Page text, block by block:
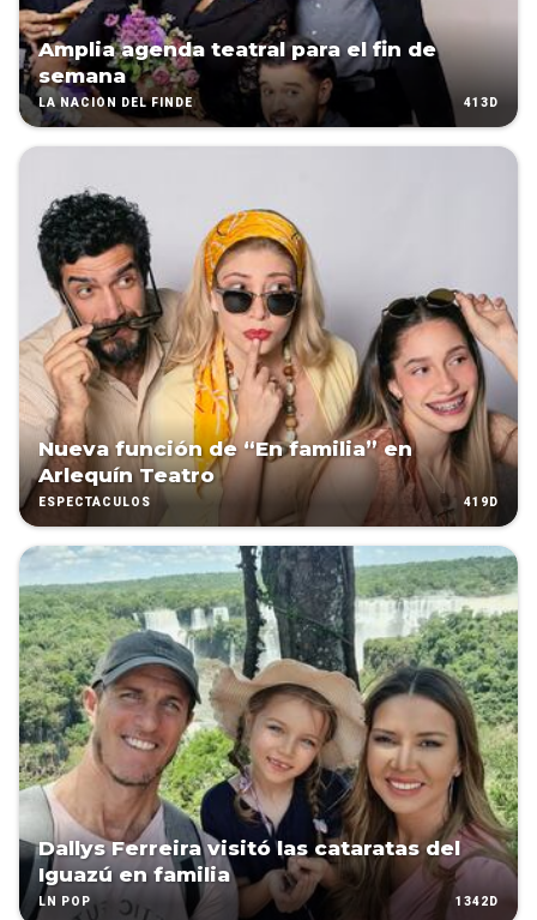
Amplia agenda teatral para el fin de
semana
LA NACIÓN DEL FINDE 413D
Nueva función de “En familia” en
Arlequín Teatro
ESPECTÁCULOS 419D
Dallys Ferreira visitó las cataratas del
Iguazú en familia
LN POP 1342D